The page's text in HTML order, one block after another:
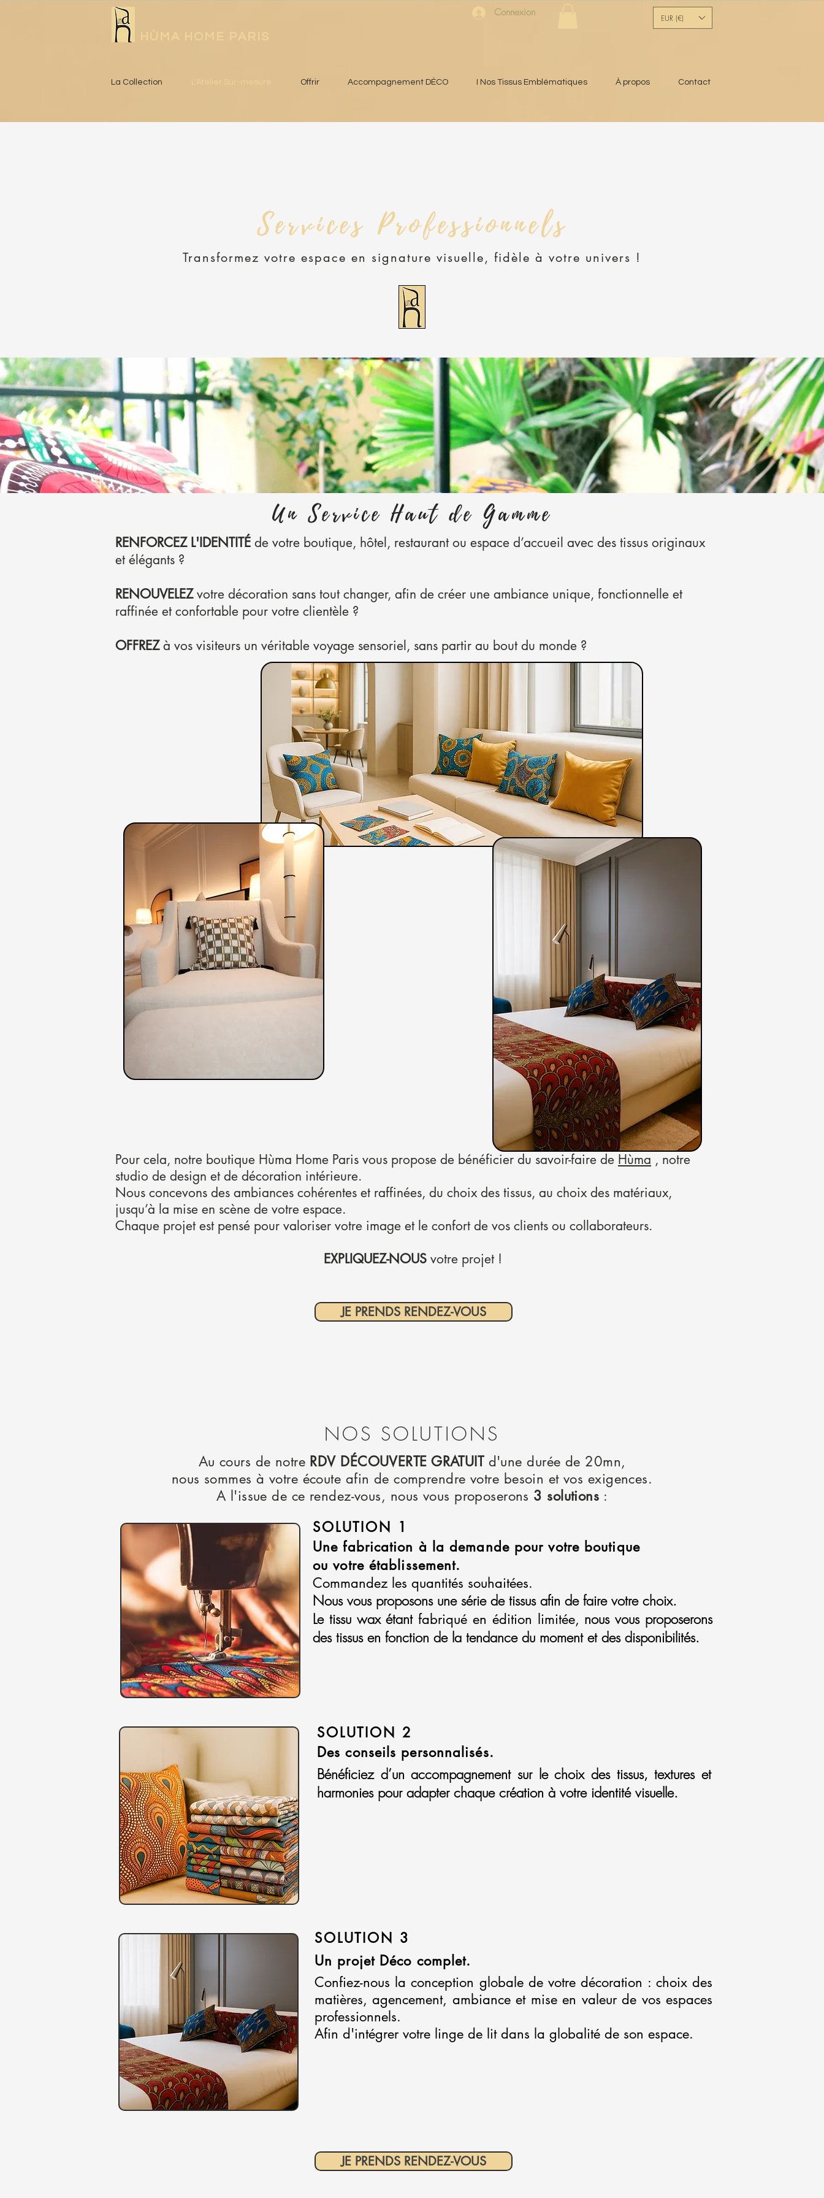
Connexion EUR (€)
La Collection Offrir Accompagnement DÉCO I Nos Tissus Emblématiques À propos Contact
Services Professionnels
Transformez votre espace en signature visuelle, fidèle à votre univers !
Un Service Haut de Gamme
RENFORCEZ L'IDENTITÉ de votre boutique, hôtel, restaurant ou espace d’accueil avec des tissus originaux
et élégants ?
RENOUVELEZvotre décoration sans tout changer, afin de créer une ambiance unique, fonctionnelle et
raffinée et confortable pour votre clientèle ?
OFFREZà vos visiteurs un véritable voyage sensoriel, sans partir au bout du monde ?
Pour cela, notre boutique Hùma Home Paris vous propose de bénéficier du savoir-faire de Hùma , notre
studio de design et de décoration intérieure.
Nous concevons des ambiances cohérentes et raffinées, du choix des tissus, au choix des matériaux,
jusqu’à la mise en scène de votre espace.
Chaque projet est pensé pour valoriser votre image et le confort de vos clients ou collaborateurs.
EXPLIQUEZ-NOUS votre projet !
JE PRENDS RENDEZ-VOUS
NOS SOLUTIONS
Au cours de notre RDV DÉCOUVERTE GRATUITd'une durée de 20mn,
nous sommes à votre écoute afin de comprendre votre besoin et vos exigences.
A l'issue de ce rendez-vous, nous vous proposerons 3 solutions :
SOLUTION 1
Une fabrication à la demande pourvotre boutique
ou votre établissement.
Commandez les quantités souhaitées.
Nous vous proposons une série de tissus afin de faire votre choix.
Le tissu wax étantfabriqué en édition limitée, nous vous proposerons
des tissus en fonction de la tendance du moment et des disponibilités.
SOLUTION 2
Des conseils personnalisés.
Bénéficiez d’un accompagnement sur le choix des tissus, textures et
harmonies pour adapter chaque création à votre identité visuelle.
SOLUTION 3
Un projet Déco complet.
Confiez-nous la conception globale de votre décoration : choix des
matières, agencement, ambiance et mise en valeur de vos espaces
professionnels.
Afin d'intégrer votre linge de lit dans la globalité de son espace.
JE PRENDS RENDEZ-VOUS